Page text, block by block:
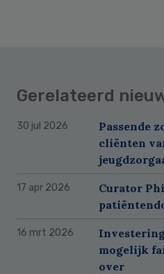
Gerelateerd
30 jul 2026
Passende
cliënten
17 apr 2026
Curator
16 mrt 2026
mogelijk
over